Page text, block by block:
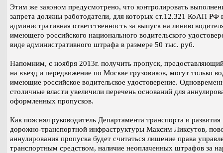
Этим же законом предусмотрено, что контролировать
запрета должны работодатели, для которых ст.12.321 КоАП РФ
административная ответственность за выпуск на линию
имеющего российского национального водительского
виде административного штрафа в размере 50 тыс. руб.
Напомним, с ноября 2013г. получить пропуск,
на въезд и передвижение по Москве грузовиков, могут только
имеющие российское водительское удостоверение.
столичные власти увеличили перечень оснований для
оформленных пропусков.
Как пояснял руководитель Департамента транспорта и развития
дорожно-транспортной инфраструктуры Максим Ликсутов,
аннулирования пропуска будет считаться лишение права
транспортным средством, наличие неоплаченных штрафов за